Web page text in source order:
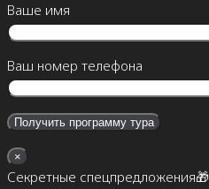
Ваше имя
Ваш номер телефона
×
Секретные спецпредложения🎁